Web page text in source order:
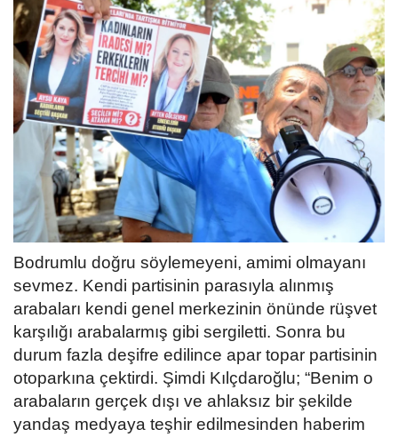
Bodrumlu doğru söylemeyeni, amimi olmayanı
sevmez. Kendi partisinin parasıyla alınmış
arabaları kendi genel merkezinin önünde rüşvet
karşılığı arabalarmış gibi sergiletti. Sonra bu
durum fazla deşifre edilince apar topar partisinin
otoparkına çektirdi. Şimdi Kılçdaroğlu; “Benim o
arabaların gerçek dışı ve ahlaksız bir şekilde
yandaş medyaya teşhir edilmesinden haberim